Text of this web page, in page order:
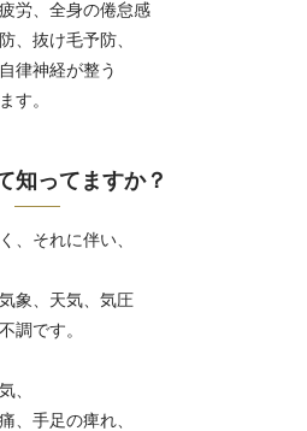
労、全身の倦怠感
、抜け毛予防、
律神経が整う
す。
知ってますか？
、それに伴い、
象、天気、気圧
調です。
、
、手足の痺れ、